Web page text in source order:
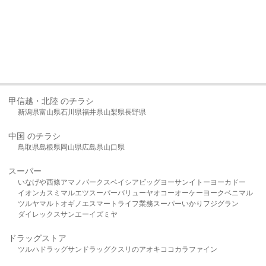
甲信越・北陸 のチラシ
新潟県富山県石川県福井県山梨県長野県
中国 のチラシ
鳥取県島根県岡山県広島県山口県
スーパー
いなげや西條アマノパークスベイシア ビッグヨーサンイトーヨーカドー
イオンカスミ マルエツスーパーバリューヤオコーオーケー ヨークベニマル
ツルヤマルト オギノ エスマート ライフ業務スーパーいかり フジグラン
ダイレックスサンエーイズミヤ
ドラッグストア
ツルハドラッグサンドラッグクスリのアオキ ココカラファイン